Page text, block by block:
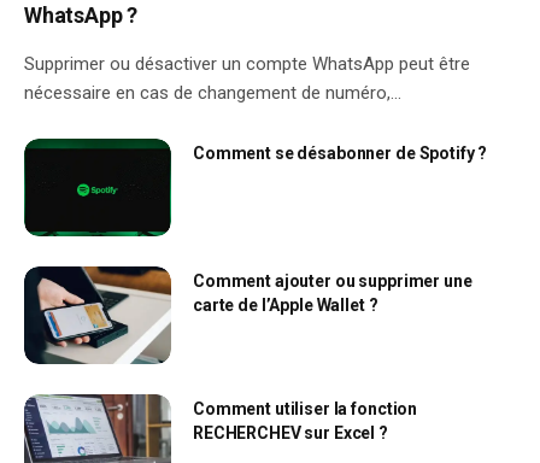
WhatsApp ?
Supprimer ou désactiver un compte WhatsApp peut être
nécessaire en cas de changement de numéro,…
Comment se désabonner de Spotify ?
Comment ajouter ou supprimer une
carte de l’Apple Wallet ?
Comment utiliser la fonction
RECHERCHEV sur Excel ?